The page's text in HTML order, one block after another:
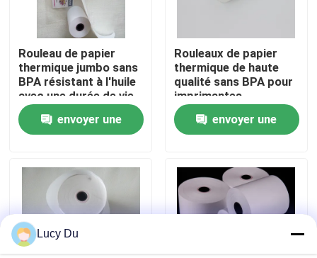
Contrôle de la qualité
Nous contacter
Nouvelles
Petit pain de papier thermosensible de position
Petit pain thermique de papier pour étiquettes
Rouleau de papier
thermique jumbo sans
BPA résistant à l'huile
avec une durée de vie
d'image de plus de 5
ans pour reçus de
point de vente
envoyer une
Rouleaux de papier
thermique de haute
qualité sans BPA pour
imprimantes
POS/ATM
envoyer une
Lucy Du